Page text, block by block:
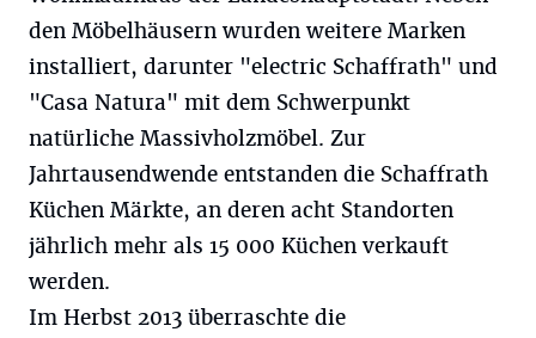
den Möbelhäusern wurden weitere Marken
installiert, darunter "electric Schaffrath" und
"Casa Natura" mit dem Schwerpunkt
natürliche Massivholzmöbel. Zur
Jahrtausendwende entstanden die Schaffrath
Küchen Märkte, an deren acht Standorten
jährlich mehr als 15 000 Küchen verkauft
werden.
Im Herbst 2013 überraschte die